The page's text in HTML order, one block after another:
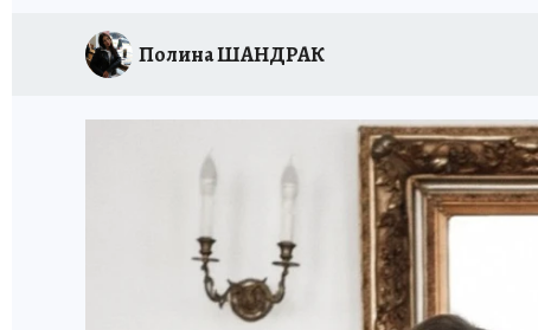
Полина ШАНДРАК